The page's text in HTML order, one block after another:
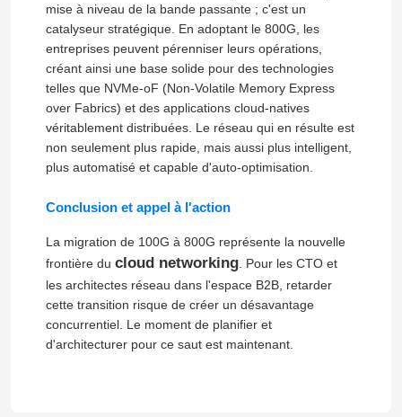
Contrôle qualité
Nous contacter
Nouvelles
Demander un devis
module de rédaction optique
mise à niveau de la bande passante ; c'est un
catalyseur stratégique. En adoptant le 800G, les
entreprises peuvent pérenniser leurs opérations,
créant ainsi une base solide pour des technologies
telles que NVMe-oF (Non-Volatile Memory Express
over Fabrics) et des applications cloud-natives
véritablement distribuées. Le réseau qui en résulte est
non seulement plus rapide, mais aussi plus intelligent,
plus automatisé et capable d'auto-optimisation.
Conclusion et appel à l'action
La migration de 100G à 800G représente la nouvelle
frontière du cloud networking. Pour les CTO et
les architectes réseau dans l'espace B2B, retarder
cette transition risque de créer un désavantage
concurrentiel. Le moment de planifier et
d'architecturer pour ce saut est maintenant.